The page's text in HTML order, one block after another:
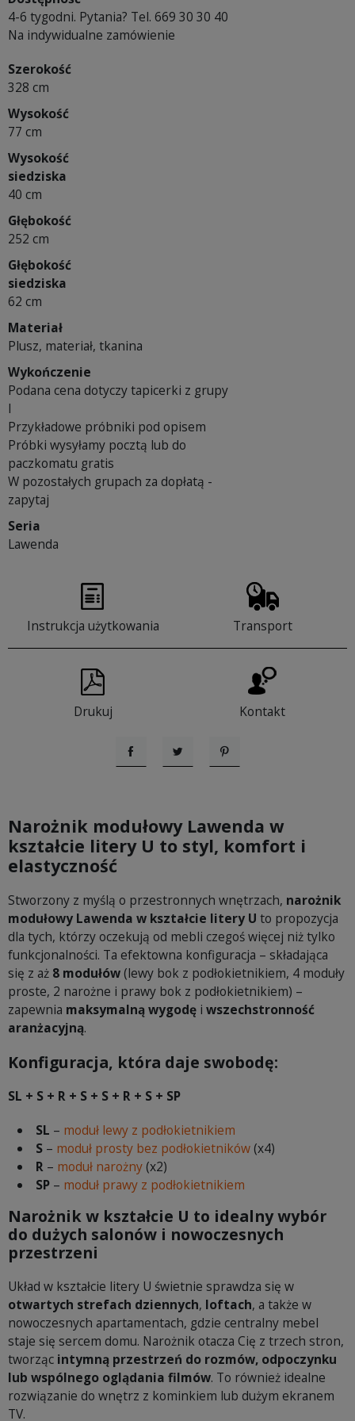
4-6 tygodni. Pytania? Tel. 669 30 30 40
Na indywidualne zamówienie
Szerokość
328 cm
Wysokość
77 cm
Wysokość
siedziska
40 cm
Głębokość
252 cm
Głębokość
siedziska
62 cm
Materiał
Plusz, materiał, tkanina
Wykończenie
Podana cena dotyczy tapicerki z grupy
I
Przykładowe próbniki pod opisem
Próbki wysyłamy pocztą lub do
paczkomatu gratis
W pozostałych grupach za dopłatą -
zapytaj
Seria
Lawenda
Instrukcja użytkowania Transport
Drukuj Kontakt
UdostępnijTweetujPinterest
Narożnik modułowy Lawenda w
kształcie litery U to styl, komfort i
elastyczność
Stworzony z myślą o przestronnych wnętrzach, narożnik
modułowy Lawenda w kształcie litery U to propozycja
dla tych, którzy oczekują od mebli czegoś więcej niż tylko
funkcjonalności. Ta efektowna konfiguracja – składająca
się z aż 8 modułów(lewy bok z podłokietnikiem, 4 moduły
proste, 2 narożne i prawy bok z podłokietnikiem) –
zapewnia maksymalną wygodę i wszechstronność
aranżacyjną.
Konfiguracja, która daje swobodę:
SL + S + R + S + S + R + S + SP
SL – moduł lewy z podłokietnikiem
S– moduł prosty bez podłokietników(x4)
R– moduł narożny(x2)
SP– moduł prawy z podłokietnikiem
Narożnik w kształcie U to idealny wybór
do dużych salonów i nowoczesnych
przestrzeni
Układ w kształcie litery U świetnie sprawdza się w
otwartych strefach dziennych, loftach, a także w
nowoczesnych apartamentach, gdzie centralny mebel
staje się sercem domu. Narożnik otacza Cię z trzech stron,
tworząc intymną przestrzeń do rozmów, odpoczynku
lub wspólnego oglądania filmów. To również idealne
rozwiązanie do wnętrz z kominkiem lub dużym ekranem
TV.